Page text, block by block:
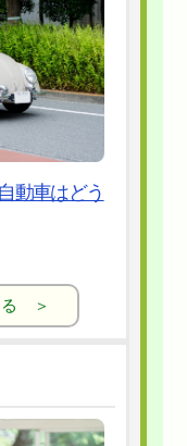
動車はどう
る ＞